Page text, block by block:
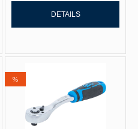
denDETAILS
%